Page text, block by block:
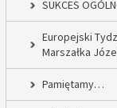
SUKCES
Europejski
Marszałka
Pamiętamy…